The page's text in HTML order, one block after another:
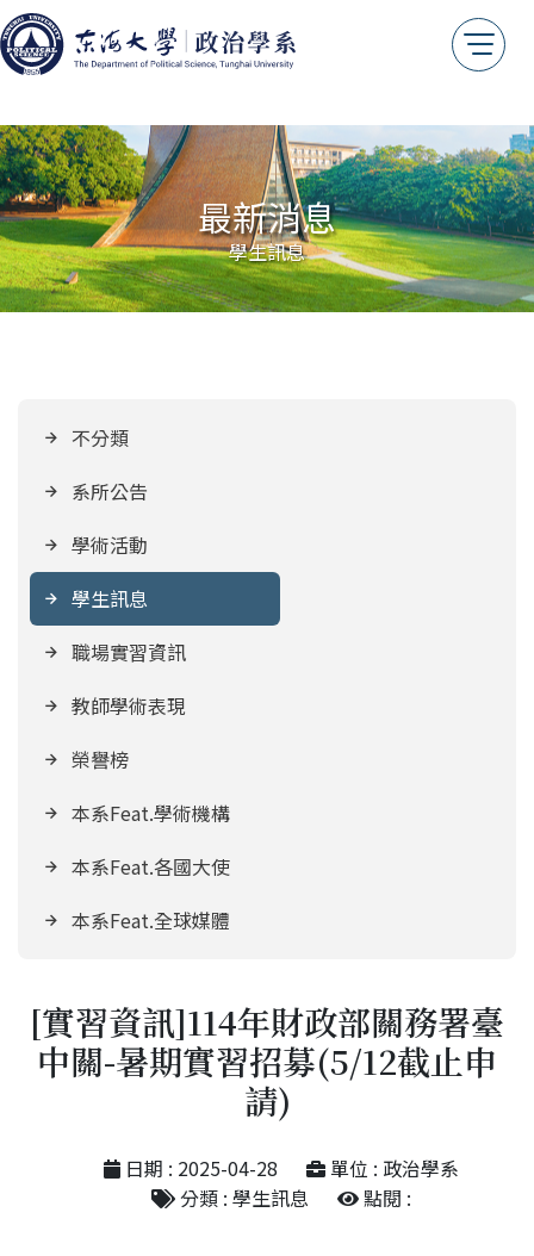
年報專區
測試用
最新消息
學生訊息
不分類
系所公告
學術活動
學生訊息
職場實習資訊
教師學術表現
榮譽榜
本系Feat.學術機構
本系Feat.各國大使
本系Feat.全球媒體
[實習資訊]114年財政部關務署臺
中關-暑期實習招募(5/12截止申
請)
日期 : 2025-04-28
單位 : 政治學系
分類 : 學生訊息
點閱 :